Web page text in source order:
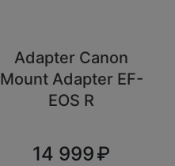
Adapter Canon
Mount Adapter EF-
EOS R
14 999